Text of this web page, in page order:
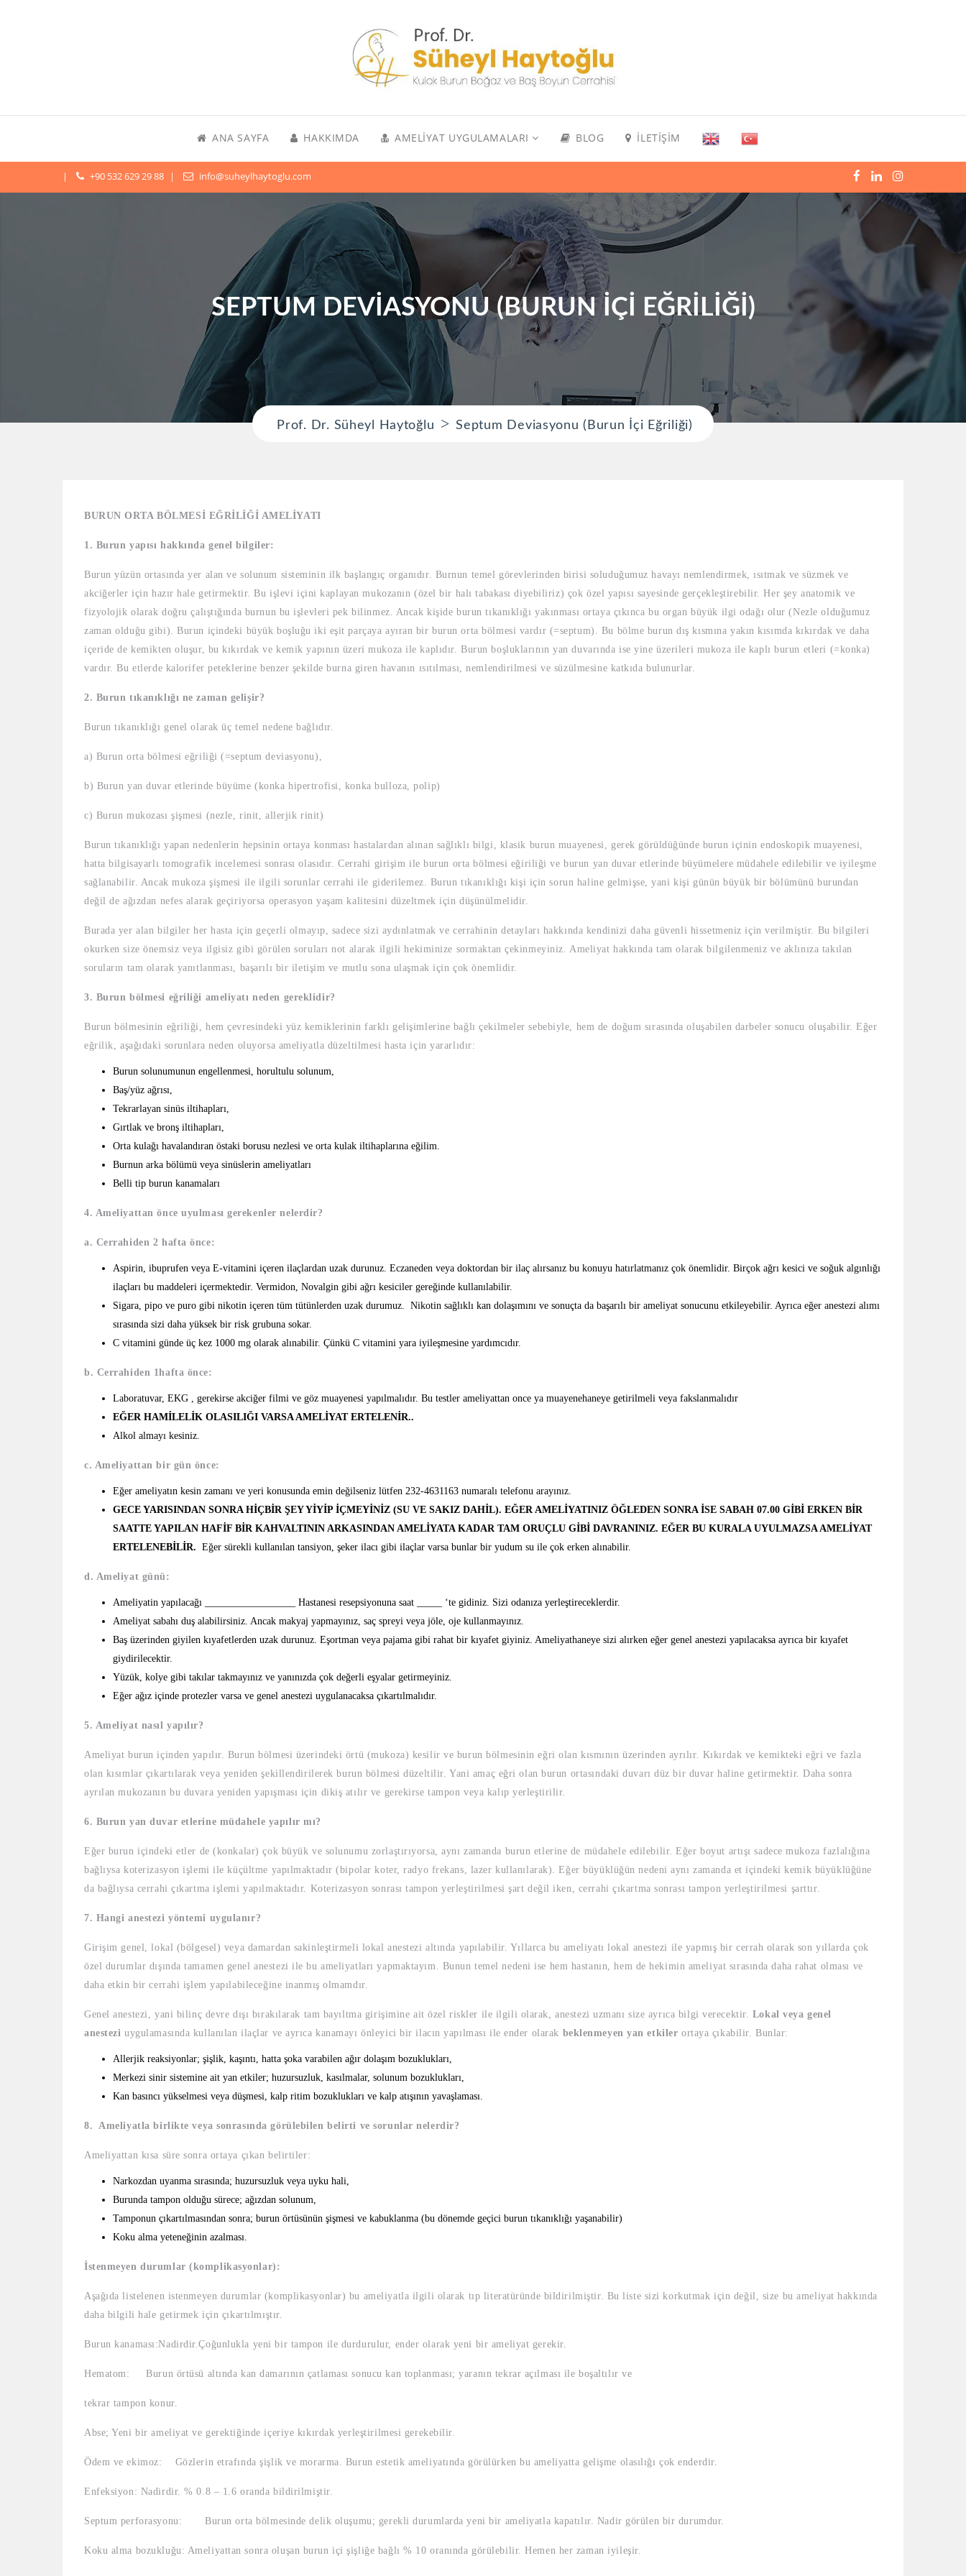
ANA SAYFA HAKKIMDA AMELIYAT UYGULAMALARI BLOG İLETIŞIM
+90 532 629 29 88 info@suheylhaytoglu.com
SEPTUM DEVIASYONU (BURUN İÇI EĞRILIĞI)
Prof. Dr. Süheyl Haytoğlu > Septum Deviasyonu (Burun İçi Eğriliği)
BURUN ORTA BÖLMESİ EĞRİLİĞİ AMELİYATI
1. Burun yapısı hakkında genel bilgiler:
Burun yüzün ortasında yer alan ve solunum sisteminin ilk başlangıç organıdır. Burnun temel görevlerinden birisi soluduğumuz havayı nemlendirmek, ısıtmak ve süzmek ve
akciğerler için hazır hale getirmektir. Bu işlevi içini kaplayan mukozanın (özel bir halı tabakası diyebiliriz) çok özel yapısı sayesinde gerçekleştirebilir. Her şey anatomik ve
fizyolojik olarak doğru çalıştığında burnun bu işlevleri pek bilinmez. Ancak kişide burun tıkanıklığı yakınması ortaya çıkınca bu organ büyük ilgi odağı olur (Nezle olduğumuz
zaman olduğu gibi). Burun içindeki büyük boşluğu iki eşit parçaya ayıran bir burun orta bölmesi vardır (=septum). Bu bölme burun dış kısmına yakın kısımda kıkırdak ve daha
içeride de kemikten oluşur, bu kıkırdak ve kemik yapının üzeri mukoza ile kaplıdır. Burun boşluklarının yan duvarında ise yine üzerileri mukoza ile kaplı burun etleri (=konka)
vardır. Bu etlerde kalorifer peteklerine benzer şekilde burna giren havanın ısıtılması, nemlendirilmesi ve süzülmesine katkıda bulunurlar.
2. Burun tıkanıklığı ne zaman gelişir?
Burun tıkanıklığı genel olarak üç temel nedene bağlıdır.
a) Burun orta bölmesi eğriliği (=septum deviasyonu),
b) Burun yan duvar etlerinde büyüme (konka hipertrofisi, konka bulloza, polip)
c) Burun mukozası şişmesi (nezle, rinit, allerjik rinit)
Burun tıkanıklığı yapan nedenlerin hepsinin ortaya konması hastalardan alınan sağlıklı bilgi, klasik burun muayenesi, gerek görüldüğünde burun içinin endoskopik muayenesi,
hatta bilgisayarlı tomografik incelemesi sonrası olasıdır. Cerrahi girişim ile burun orta bölmesi eğiriliği ve burun yan duvar etlerinde büyümelere müdahele edilebilir ve iyileşme
sağlanabilir. Ancak mukoza şişmesi ile ilgili sorunlar cerrahi ile giderilemez. Burun tıkanıklığı kişi için sorun haline gelmişse, yani kişi günün büyük bir bölümünü burundan
değil de ağızdan nefes alarak geçiriyorsa operasyon yaşam kalitesini düzeltmek için düşünülmelidir.
Burada yer alan bilgiler her hasta için geçerli olmayıp, sadece sizi aydınlatmak ve cerrahinin detayları hakkında kendinizi daha güvenli hissetmeniz için verilmiştir. Bu bilgileri
okurken size önemsiz veya ilgisiz gibi görülen soruları not alarak ­ilgili hekiminize sormaktan çekinmeyiniz. Ameliyat hakkında tam olarak bilgilenmeniz ve aklınıza takılan
soruların tam olarak yanıtlanması, başarılı bir iletişim ve mutlu sona ulaşmak için çok önemlidir.
3. Burun bölmesi eğriliği ameliyatı neden gereklidir?
Burun bölmesinin eğriliği, hem çevresindeki yüz kemiklerinin farklı gelişimlerine bağlı çekilmeler sebebiyle, hem de doğum sırasında oluşabilen darbeler sonucu oluşabilir. Eğer
eğrilik, aşağıdaki sorunlara neden oluyorsa ameliyatla düzeltilmesi hasta için yararlıdır:
Burun solunumunun engellenmesi, horultulu solunum,
Baş/yüz ağrısı,
Tekrarlayan sinüs iltihapları,
Gırtlak ve bronş iltihapları,
Orta kulağı havalandıran östaki borusu nezlesi ve orta kulak iltihaplarına eğilim.
Burnun arka bölümü veya sinüslerin ameliyatları
Belli tip burun kanamaları
4. Ameliyattan önce uyulması gerekenler nelerdir?
a. Cerrahiden 2 hafta önce:
Aspirin, ibuprufen veya E-vitamini içeren ilaçlardan uzak durunuz. Eczaneden veya doktordan bir ilaç alırsanız bu konuyu hatırlatmanız çok önemlidir. Birçok ağrı kesici ve soğuk algınlığı
ilaçları bu maddeleri içermektedir. Vermidon, Novalgin gibi ağrı kesiciler gereğinde kullanılabilir.
Sigara, pipo ve puro gibi nikotin içeren tüm tütünlerden uzak durumuz. Nikotin sağlıklı kan dolaşımını ve sonuçta da başarılı bir ameliyat sonucunu etkileyebilir. Ayrıca eğer anestezi alımı
sırasında sizi daha yüksek bir risk grubuna sokar.
C vitamini günde üç kez 1000 mg olarak alınabilir. Çünkü C vitamini yara iyileşmesine yardımcıdır.
b. Cerrahiden 1hafta önce:
Laboratuvar, EKG , gerekirse akciğer filmi ve göz muayenesi yapılmalıdır. Bu testler ameliyattan once ya muayenehaneye getirilmeli veya fakslanmalıdır
EĞER HAMİLELİK OLASILIĞI VARSA AMELİYAT ERTELENİR..
Alkol almayı kesiniz.
c. Ameliyattan bir gün önce:
Eğer ameliyatın kesin zamanı ve yeri konusunda emin değilseniz lütfen 232-4631163 numaralı telefonu arayınız.
GECE YARISINDAN SONRA HİÇBİR ŞEY YİYİP İÇMEYİNİZ (SU VE SAKIZ DAHİL). EĞER AMELİYATINIZ ÖĞLEDEN SONRA İSE SABAH 07.00 GİBİ ERKEN BİR
SAATTE YAPILAN HAFİF BİR KAHVALTININ ARKASINDAN AMELİYATA KADAR TAM ORUÇLU GİBİ DAVRANINIZ. EĞER BU KURALA UYULMAZSA AMELİYAT
ERTELENEBİLİR. Eğer sürekli kullanılan tansiyon, şeker ilacı gibi ilaçlar varsa bunlar bir yudum su ile çok erken alınabilir.
d. Ameliyat günü:
Ameliyatin yapılacağı __________________ Hastanesi resepsiyonuna saat _____ ‘te gidiniz. Sizi odanıza yerleştireceklerdir.
Ameliyat sabahı duş alabilirsiniz. Ancak makyaj yapmayınız, saç spreyi veya jöle, oje kullanmayınız.
Baş üzerinden giyilen kıyafetlerden uzak durunuz. Eşortman veya pajama gibi rahat bir kıyafet giyiniz. Ameliyathaneye sizi alırken eğer genel anestezi yapılacaksa ayrıca bir kıyafet
giydirilecektir.
Yüzük, kolye gibi takılar takmayınız ve yanınızda çok değerli eşyalar getirmeyiniz.
Eğer ağız içinde protezler varsa ve genel anestezi uygulanacaksa çıkartılmalıdır.
5. Ameliyat nasıl yapılır?
Ameliyat burun içinden yapılır. Burun bölmesi üzerindeki örtü (mukoza) kesilir ve burun bölmesinin eğri olan kısmının üzerinden ayrılır. Kıkırdak ve kemikteki eğri ve fazla
olan kısımlar çıkartılarak veya yeniden şekillendirilerek burun bölmesi düzeltilir. Yani amaç eğri olan burun ortasındaki duvarı düz bir duvar haline getirmektir. Daha sonra
ayrılan mukozanın bu duvara yeniden yapışması için dikiş atılır ve gerekirse tampon veya kalıp yerleştirilir.
6. Burun yan duvar etlerine müdahele yapılır mı?
Eğer burun içindeki etler de (konkalar) çok büyük ve solunumu zorlaştırıyorsa, aynı zamanda burun etlerine de müdahele edilebilir. Eğer boyut artışı sadece mukoza fazlalığına
bağlıysa koterizasyon işlemi ile küçültme yapılmaktadır (bipolar koter, radyo frekans, lazer kullanılarak). Eğer büyüklüğün nedeni aynı zamanda et içindeki kemik büyüklüğüne
da bağlıysa cerrahi çıkartma işlemi yapılmaktadır. Koterizasyon sonrası tampon yerleştirilmesi şart değil iken, cerrahi çıkartma sonrası tampon yerleştirilmesi şarttır.
7. Hangi anestezi yöntemi uygulanır?
Girişim genel, lokal (bölgesel) veya damardan sakinleştirmeli lokal anestezi altında yapılabilir. Yıllarca bu ameliyatı lokal anestezi ile yapmış bir cerrah olarak son yıllarda çok
özel durumlar dışında tamamen genel anestezi ile bu ameliyatları yapmaktayım. Bunun temel nedeni ise hem hastanın, hem de hekimin ameliyat sırasında daha rahat olması ve
daha etkin bir cerrahi işlem yapılabileceğine inanmış olmamdır.
Genel anestezi, yani bilinç devre dışı bırakılarak tam bayıltma girişimine ait özel riskler ile ilgili olarak, anestezi uzmanı size ayrıca bilgi verecektir. Lokal veya genel
anesteziuygulamasında kullanılan ilaçlar ve ayrıca kanamayı önleyici bir ilacın yapılması ile ender olarak beklenmeyen yan etkiler ortaya çıkabilir. Bunlar:
Allerjik reaksiyonlar; şişlik, kaşıntı, hatta şoka varabilen ağır dolaşım bozuklukları,
Merkezi sinir sistemine ait yan etkiler; huzursuzluk, kasılmalar, solunum bozuklukları,
Kan basıncı yükselmesi veya düşmesi, kalp ritim bozuklukları ve kalp atışının yavaşlaması.
8. Ameliyatla birlikte veya sonrasında görülebilen belirti ve sorunlar nelerdir?
Ameliyattan kısa süre sonra ortaya çıkan belirtiler:
Narkozdan uyanma sırasında; huzursuzluk veya uyku hali,
Burunda tampon olduğu sürece; ağızdan solunum,
Tamponun çıkartılmasından sonra; burun örtüsünün şişmesi ve kabuklanma (bu dönemde geçici burun tıkanıklığı yaşanabilir)
Koku alma yeteneğinin azalması.
İstenmeyen durumlar (komplikasyonlar):
Aşağıda listelenen istenmeyen durumlar (komplikasyonlar) bu ameliyatla ilgili olarak tıp literatüründe bildirilmiştir. Bu liste sizi korkutmak için değil, size bu ameliyat hakkında
daha bilgili hale getirmek için çıkartılmıştır.
Burun kanaması:Nadirdir.Çoğunlukla yeni bir tampon ile durdurulur, ender olarak yeni bir ameliyat gerekir.
Hematom: Burun örtüsü altında kan damarının çatlaması sonucu kan toplanması; yaranın tekrar açılması ile boşaltılır ve
tekrar tampon konur.
Abse; Yeni bir ameliyat ve gerektiğinde içeriye kıkırdak yerleştirilmesi gerekebilir.
Ödem ve ekimoz: Gözlerin etrafında şişlik ve morarma. Burun estetik ameliyatında görülürken bu ameliyatta gelişme olasılığı çok enderdir.
Enfeksiyon: Nadirdir. % 0.8 – 1.6 oranda bildirilmiştir.
Septum perforasyonu: Burun orta bölmesinde delik oluşumu; gerekli durumlarda yeni bir ameliyatla kapatılır. Nadir görülen bir durumdur.
Koku alma bozukluğu: Ameliyattan sonra oluşan burun içi şişliğe bağlı % 10 oranında görülebilir. Hemen her zaman iyileşir.